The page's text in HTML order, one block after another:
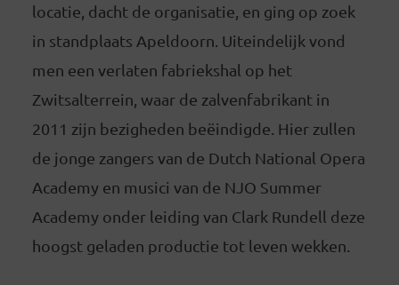
locatie, dacht de organisatie, en ging op zoek
in standplaats Apeldoorn. Uiteindelijk vond
men een verlaten fabriekshal op het
Zwitsalterrein, waar de zalvenfabrikant in
2011 zijn bezigheden beëindigde. Hier zullen
de jonge zangers van de Dutch National Opera
Academy en musici van de NJO Summer
Academy onder leiding van Clark Rundell deze
hoogst geladen productie tot leven wekken.